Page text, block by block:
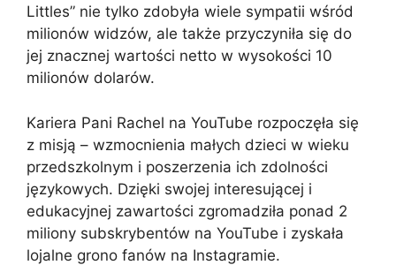
Littles” nie tylko zdobyła wiele sympatii wśród
milionów widzów, ale także przyczyniła się do
jej znacznej wartości netto w wysokości 10
milionów dolarów.
Kariera Pani Rachel na YouTube rozpoczęła się
z misją – wzmocnienia małych dzieci w wieku
przedszkolnym i poszerzenia ich zdolności
językowych. Dzięki swojej interesującej i
edukacyjnej zawartości zgromadziła ponad 2
miliony subskrybentów na YouTube i zyskała
lojalne grono fanów na Instagramie.